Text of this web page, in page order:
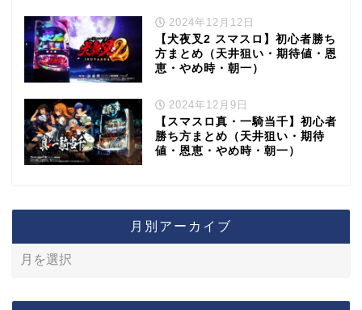
2024年12月12日
【犬夜叉2 スマスロ】初心者勝ち
方まとめ（天井狙い・期待値・恩
恵・やめ時・朝一）
2024年12月9日
【スマスロ真・一騎当千】初心者
勝ち方まとめ（天井狙い・期待
値・恩恵・やめ時・朝一）
月別アーカイブ